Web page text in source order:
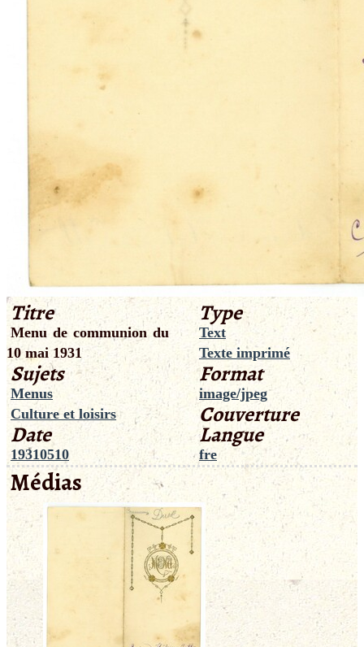
Titre
Menu de communion du
10 mai 1931
Sujets
Menus
Culture et loisirs
Date
19310510
Type
Text
Texte imprimé
Format
image/jpeg
Couverture
Langue
fre
Médias